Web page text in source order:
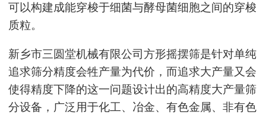
可以构建成能穿梭于细菌与酵母菌细胞之间的穿梭
质粒。
新乡市三圆堂机械有限公司方形摇摆筛是针对单纯
追求筛分精度会牲产量为代价，而追求大产量又会
使得精度下降的这一问题设计出的高精度大产量筛
分设备，广泛用于化工、冶金、有色金属、非有色